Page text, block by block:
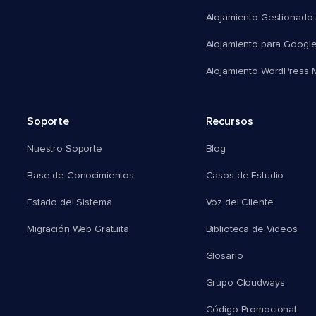
Alojamiento Gestionado
Alojamiento para
Alojamiento WordPress
Soporte
Nuestro Soporte
Base de Conocimientos
Estado del Sistema
Migración Web Gratuita
Recursos
Blog
Casos de Estudio
Voz del Cliente
Biblioteca de Videos
Glosario
Grupo Cloudways
Código Promocional